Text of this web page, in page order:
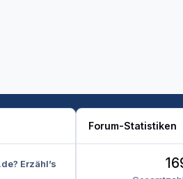
Erzähl’s
Forum-Statistiken